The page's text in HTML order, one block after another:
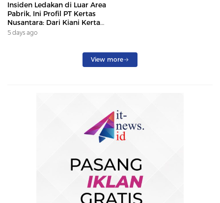
Insiden Ledakan di Luar Area
Pabrik, Ini Profil PT Kertas
Nusantara: Dari Kiani Kertas
hingga Beroperasi Kembali
5 days ago
View more